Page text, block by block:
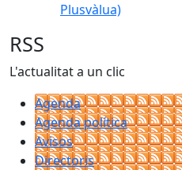
Plusvàlua)
RSS
L'actualitat a un clic
Agenda
Agenda política
Avisos
Directoris